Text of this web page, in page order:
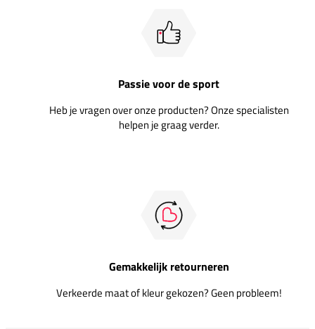
Passie voor de sport
Heb je vragen over onze producten? Onze specialisten
helpen je graag verder.
Gemakkelijk retourneren
Verkeerde maat of kleur gekozen? Geen probleem!